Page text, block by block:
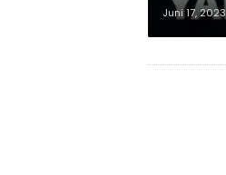
Juni 17, 2023